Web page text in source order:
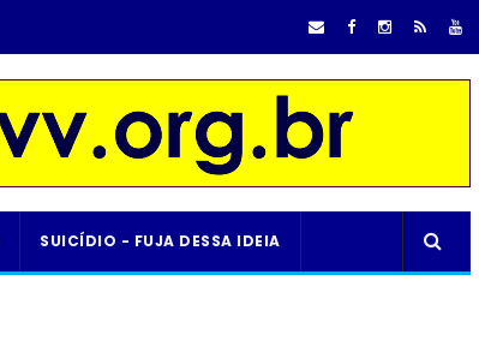
SUICÍDIO - FUJA DESSA IDEIA